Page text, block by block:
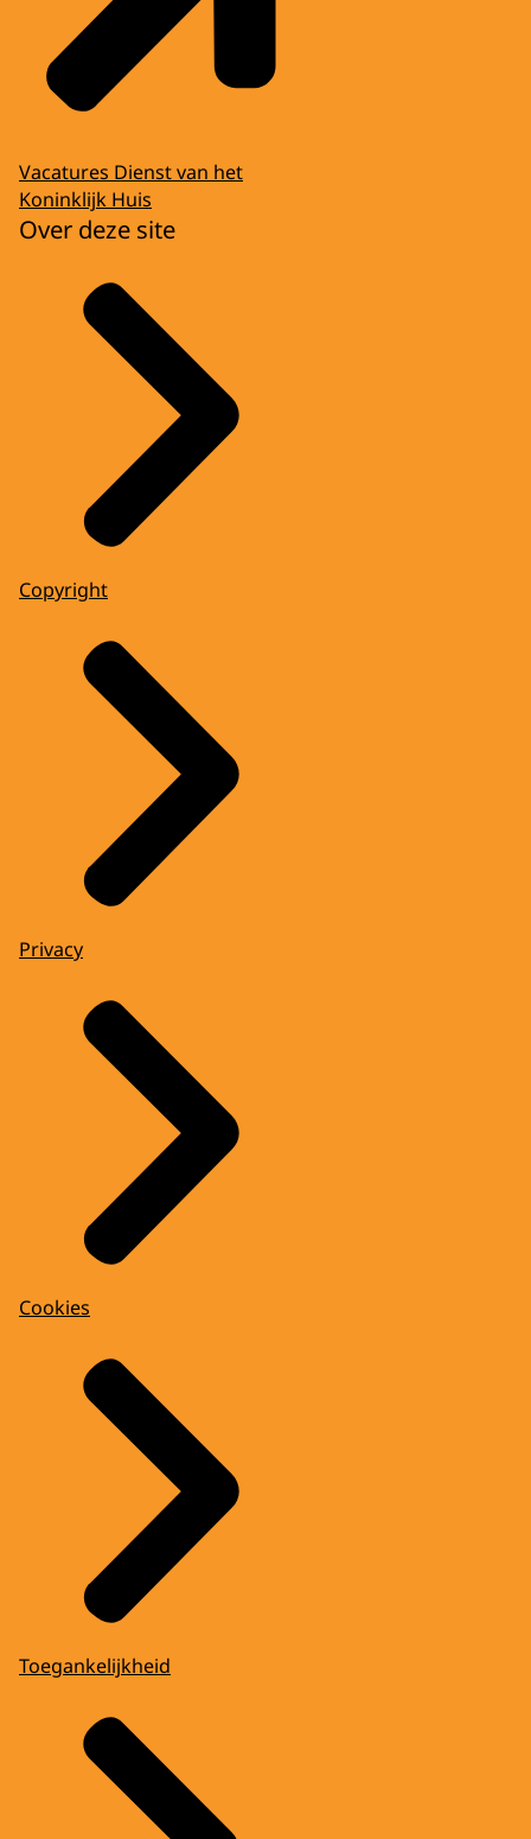
Vacatures Dienst van het
Koninklijk Huis
Over deze site
Copyright
Privacy
Cookies
Toegankelijkheid